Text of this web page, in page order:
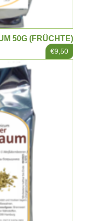
50G (FRÜCHTE)
€9,50